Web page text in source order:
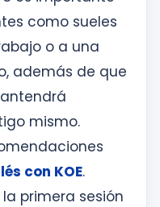
como sueles
o a una
además de que
mismo.
con KOE.
primera sesión